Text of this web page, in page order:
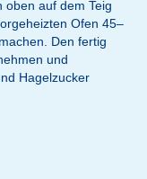
oben auf dem Teig
Ofen 45–
Den fertig
und
Hagelzucker